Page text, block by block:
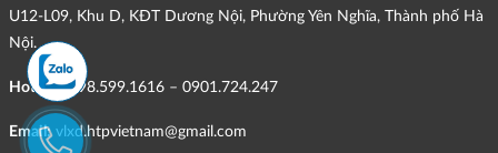
U12-L09, Khu D, KĐT Dương Nội, Phường Yên Nghĩa, Thành phố Hà
Nội.
Hotline:098.599.1616 – 0901.724.247
Email: vlxd.htpvietnam@gmail.com